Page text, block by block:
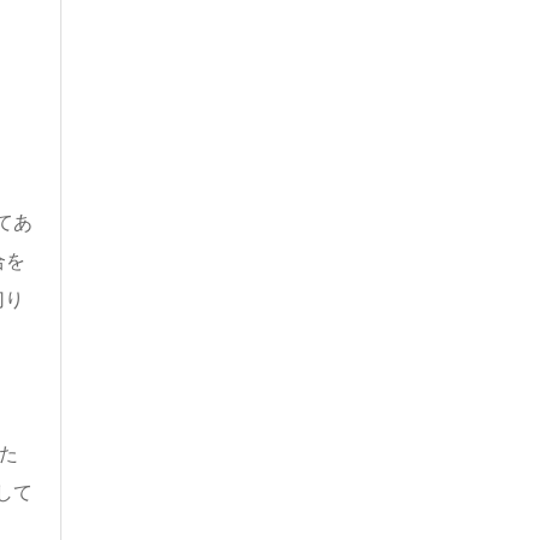
あ
を
て